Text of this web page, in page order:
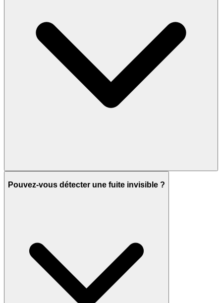
Pouvez-vous détecter une fuite invisible ?